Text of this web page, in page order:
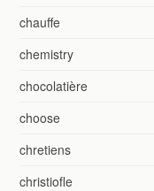
chauffe
chemistry
chocolatière
choose
chretiens
christiofle